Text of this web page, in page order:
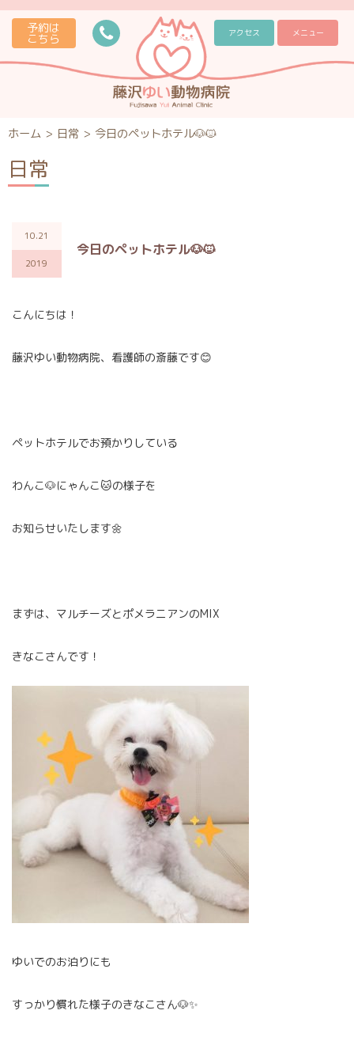
予約は
こちら アクセス メニュー
ホーム > 日常 > 今日のペットホテル🐶🐱
日常
10.21
2019
今日のペットホテル🐶🐱
こんにちは！
藤沢ゆい動物病院、看護師の斎藤です😊
ペットホテルでお預かりしている
わんこ🐶にゃんこ🐱の様子を
お知らせいたします🌼
まずは、マルチーズとポメラニアンのMIX
きなこさんです！
ゆいでのお泊りにも
すっかり慣れた様子のきなこさん🐶✨